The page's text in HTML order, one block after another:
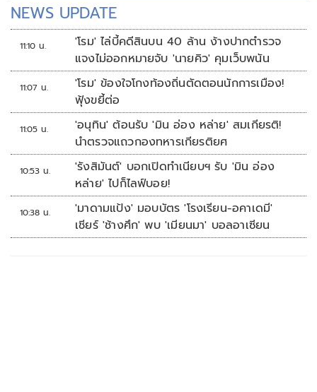
NEWS UPDATE
11:10 น.
'โรม' ไล่บี้คดีสินบน 40 ล้าน ง้างปากตำรวจ
แจงไม่ออกหมายจับ 'นายคิว' คุมเว็บพนัน
11:07 น.
'โรม' ข้องใจโกงท้องถิ่นตัดตอนนักการเมือง!
ฟุ้งขยี้ต่อ
11:05 น.
'อนุทิน' ต้อนรับ 'มิน อ่อง หล่าย' สมเกียรติ!
นำตรวจแถวกองทหารเกียรติยศ
10:53 น.
'รังสิมันต์' บอกเปิดทำเนียบฯ รับ 'มิน อ่อง
หล่าย' ไปก็ไลฟ์บอย!
10:38 น.
'มาดามแป้ง' มอบบัตร 'โรงเรียน-อคาเดมี'
เชียร์ 'ช้างศึก' พบ 'เมียนมา' บอลอาเซียน